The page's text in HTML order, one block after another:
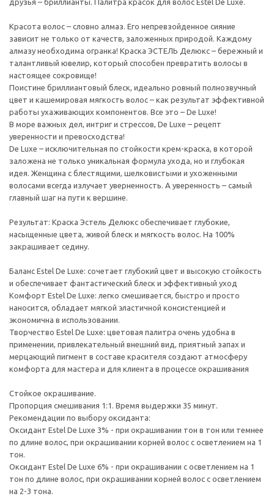
друзья – бриллианты. Палитра красок для волос Estel De Luxe.
Красота волос – словно алмаз. Его непревзойденное сияние
зависит не только от качеств, заложенных природой. Каждому
алмазу необходима огранка! Краска ЭСТЕЛЬ Делюкс – бережный и
талантливый ювелир, который способен превратить волосы в
настоящее сокровище!
Поистине бриллиантовый блеск, идеально ровный полнозвучный
цвет и кашемировая мягкость волос – как результат эффективной
работы ухаживающих компонентов. Все это – De Luxe!
В море важных дел, интриг и стрессов, De Luxe – рецепт
уверенности и превосходства!
De Luxe – исключительная по стойкости крем-краска, в которой
заложена не только уникальная формула ухода, но и глубокая
идея. Женщина с блестящими, шелковистыми и ухоженными
волосами всегда излучает уверненность. А уверенность – самый
главный шаг на пути к вершине.
Результат: Краска Эстель Делюкс обеспечивает глубокие,
насыщенные цвета, живой блеск и мягкость волос. На 100%
закрашивает седину.
Баланс Estel De Luxe: сочетает глубокий цвет и высокую стойкость
и обеспечивает фантастический блеск и эффективный уход
Комфорт Estel De Luxe: легко смешивается, быстро и просто
наносится, обладает мягкой эластичной консистенцией и
экономична в использовании.
Творчество Estel De Luxe: цветовая палитра очень удобна в
применении, привлекательный внешний вид, приятный запах и
мерцающий пигмент в составе красителя создают атмосферу
комфорта для мастера и для клиента в процессе окрашивания
Стойкое окрашивание.
Пропорция смешивания 1:1. Время выдержки 35 минут.
Рекомендации по выбору оксиданта:
Оксидант Estel De Luxe 3% - при окрашивании тон в тон или темнее
по длине волос, при окрашивании корней волос с осветлением на 1
тон.
Оксидант Estel De Luxe 6% - при окрашивании с осветлением на 1
тон по длине волос, при окрашивании корней волос с осветлением
на 2-3 тона.